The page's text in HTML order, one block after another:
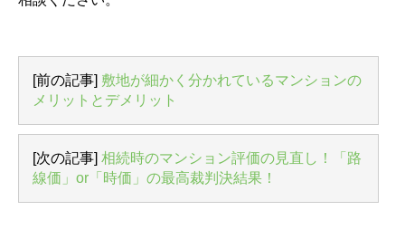
[前の記事] 敷地が細かく分かれているマンションの
メリットとデメリット
[次の記事] 相続時のマンション評価の見直し！「路
線価」or「時価」の最高裁判決結果！